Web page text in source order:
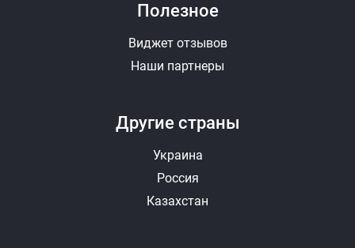
Другие страны
Украина
Россия
Казахстан
Полезное
Виджет отзывов
Наши партнеры